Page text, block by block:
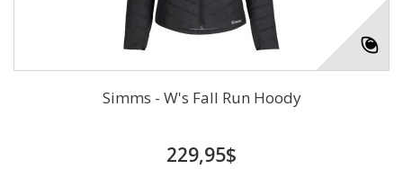
Simms - W's Fall Run Hoody
229,95$